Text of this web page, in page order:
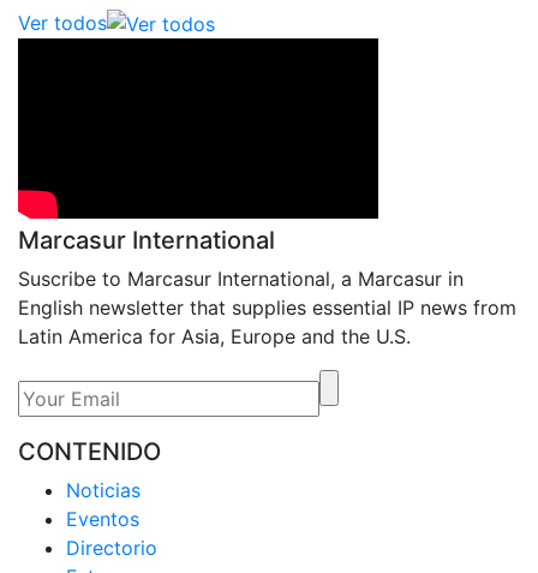
Ver todos
Marcasur International
Suscribe to Marcasur International, a Marcasur in
English newsletter that supplies essential IP news from
Latin America for Asia, Europe and the U.S.
CONTENIDO
Noticias
Eventos
Directorio